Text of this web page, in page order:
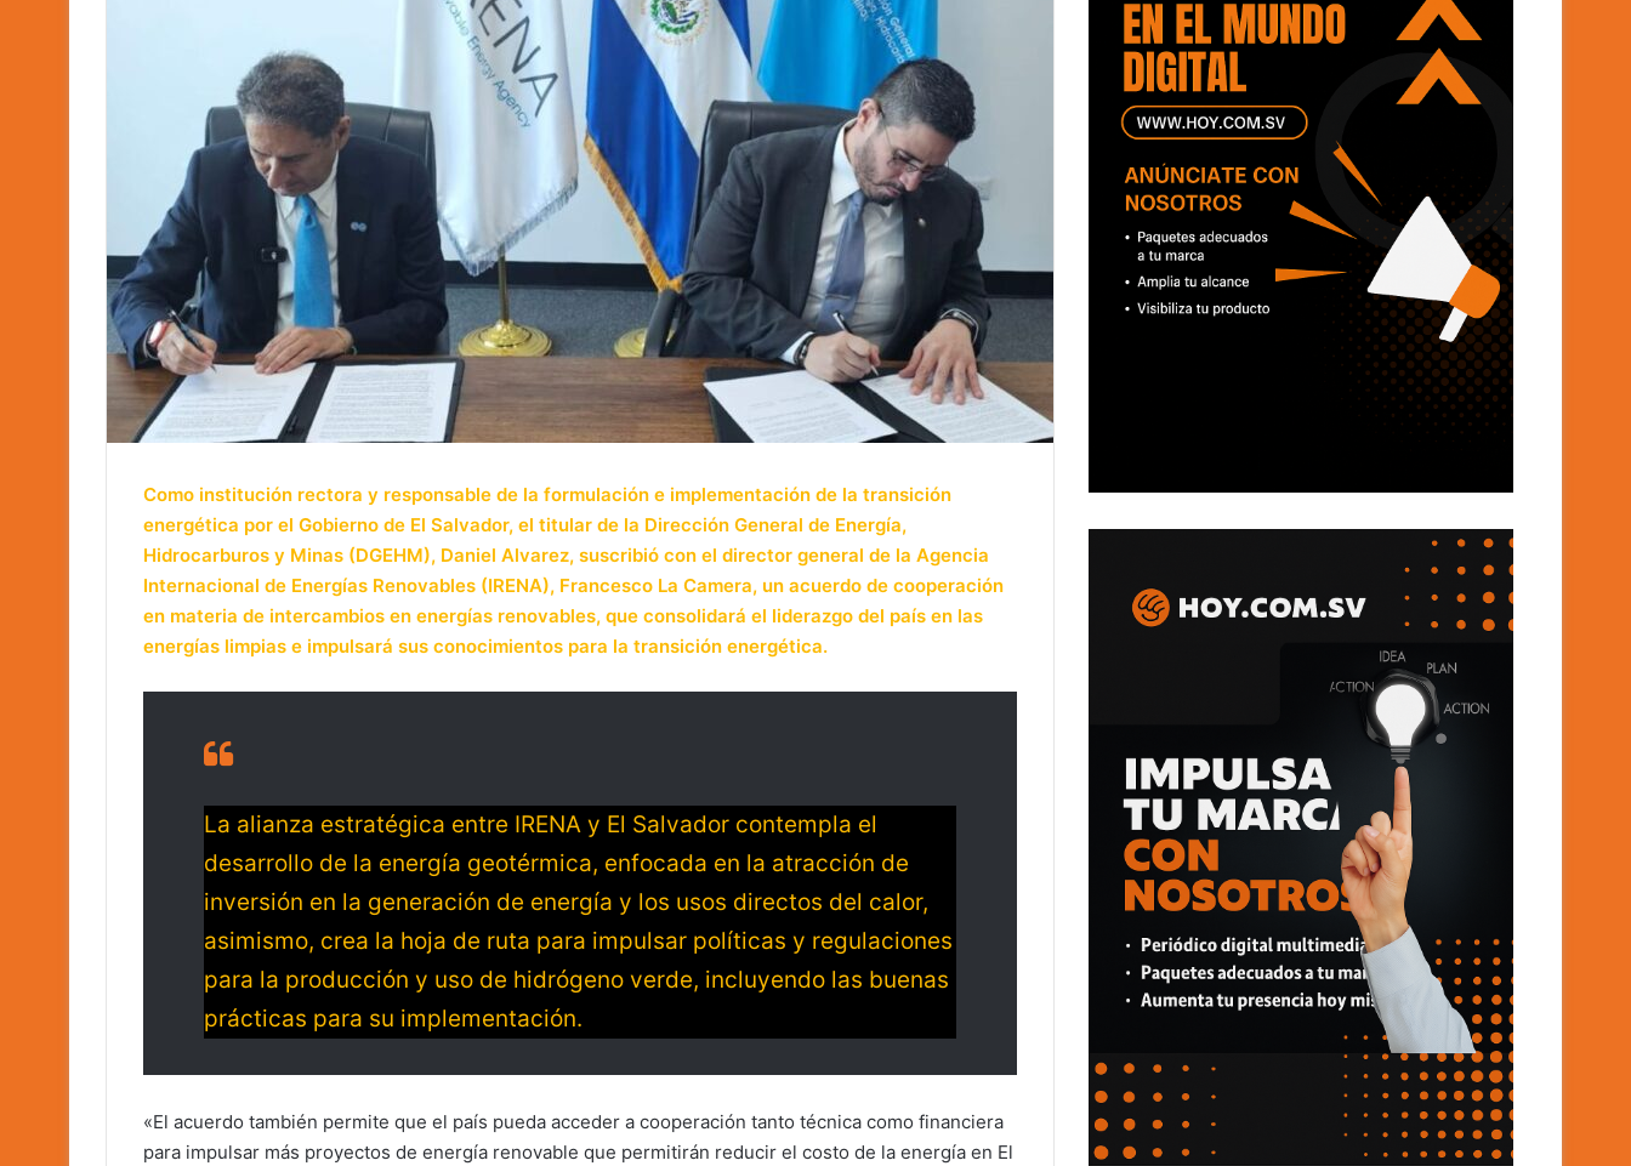
Como institución rectora y responsable de la formulación e implementación de la transición
energética por el Gobierno de El Salvador, el titular de la Dirección General de Energía,
Hidrocarburos y Minas (DGEHM), Daniel Alvarez, suscribió con el director general de la Agencia
Internacional de Energías Renovables (IRENA), Francesco La Camera, un acuerdo de cooperación
en materia de intercambios en energías renovables, que consolidará el liderazgo del país en las
energías limpias e impulsará sus conocimientos para la transición energética.
La alianza estratégica entre IRENA y El Salvador contempla el
desarrollo de la energía geotérmica, enfocada en la atracción de
inversión en la generación de energía y los usos directos del calor,
asimismo, crea la hoja de ruta para impulsar políticas y regulaciones
para la producción y uso de hidrógeno verde, incluyendo las buenas
prácticas para su implementación.
«El acuerdo también permite que el país pueda acceder a cooperación tanto técnica como financiera
para impulsar más proyectos de energía renovable que permitirán reducir el costo de la energía en El